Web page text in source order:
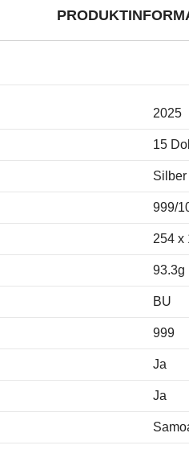
2025
15
Silber
999/
254 x
93.3g
BU
999
Ja
Ja